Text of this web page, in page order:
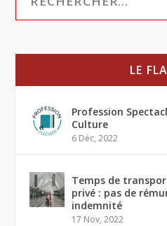
LE
Profession
Culture
6 Déc, 2022
Temps de
privé : pas de
indemnité
17 Nov, 2022